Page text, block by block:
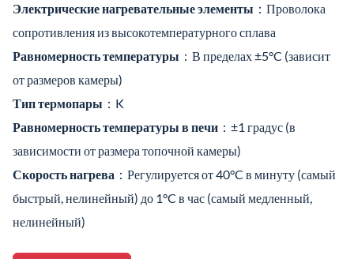
Электрические нагревательные элементы ：Проволока
сопротивления из высокотемпературного сплава
Равномерность температуры ：В пределах ±5°C (зависит
от размеров камеры)
Тип термопары ：K
Равномерность температуры в печи ：±1 градус (в
зависимости от размера топочной камеры)
Скорость нагрева ：Регулируется от 40°C в минуту (самый
быстрый, нелинейный) до 1°C в час (самый медленный,
нелинейный)